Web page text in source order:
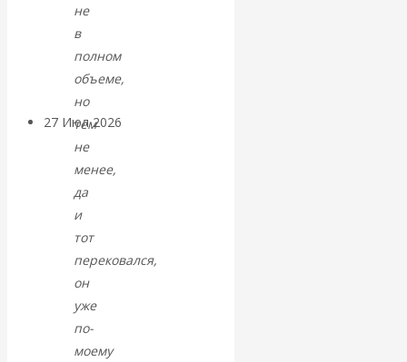
ростовщики»:
вчера и сегодня
27 Июл 2026
валютная система
Валентин
КАтасонов.
«МЕТОД
ОТМЫВАНИЯ
не
в
полном
объеме,
но
тем
не
менее,
да
и
тот
перековался,
он
уже
по-
моему